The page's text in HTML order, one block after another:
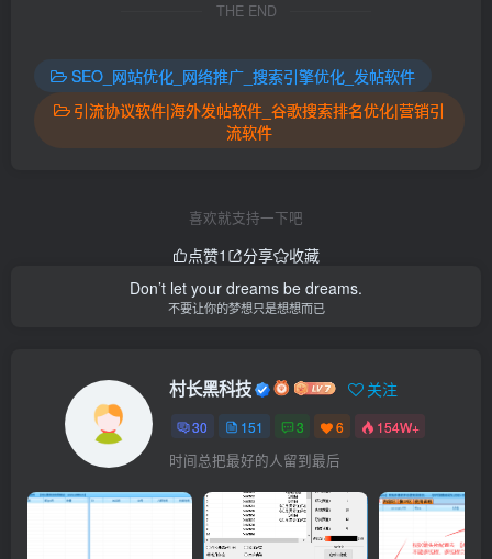
THE END
SEO_网站优化_网络推广_搜索引擎优化_发帖软件
引流协议软件|海外发帖软件_谷歌搜索排名优化|营销引
流软件
喜欢就支持一下吧
点赞1 分享
收藏
Don’t let your dreams be dreams.
不要让你的梦想只是想想而已
村长黑科技 关注
30 151 3 6 154W+
时间总把最好的人留到最后